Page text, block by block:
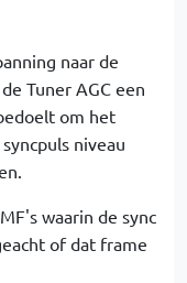
naar de
Tuner AGC een
om het
niveau
waarin de sync
of dat frame